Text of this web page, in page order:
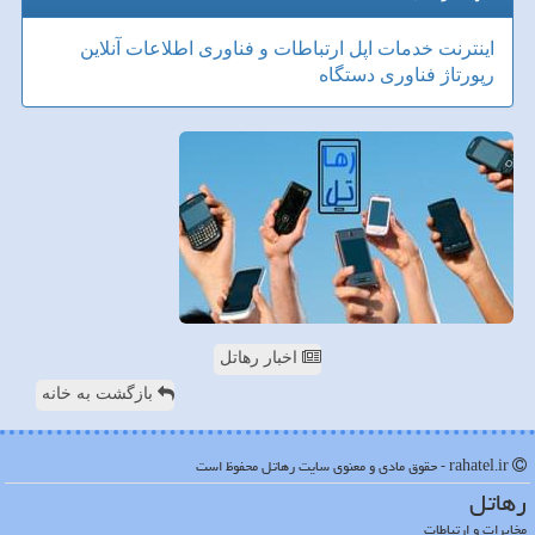
اینترنت خدمات اپل ارتباطات و فناوری اطلاعات آنلاین
رپورتاژ فناوری دستگاه
اخبار رهاتل
بازگشت به خانه
رهاتل